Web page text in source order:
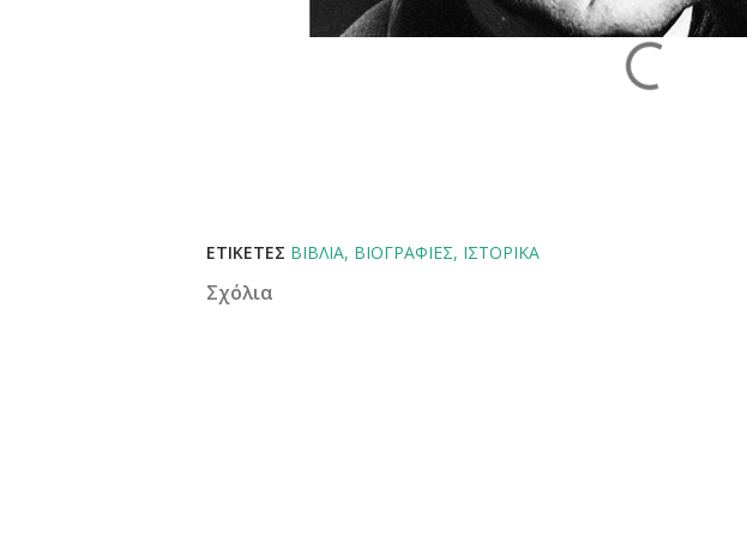
ΕΤΙΚΈΤΕΣ ΒΙΒΛΊΑ ΒΙΟΓΡΑΦΊΕΣ ΙΣΤΟΡΙΚΆ
Σχόλια